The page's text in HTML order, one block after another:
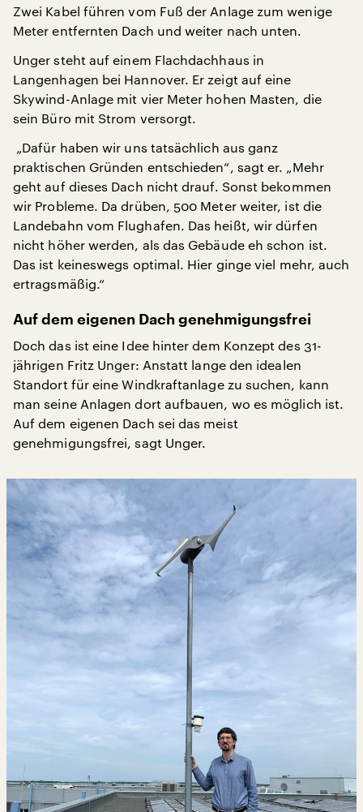
Zwei Kabel führen vom Fuß der Anlage zum wenige
Meter entfernten Dach und weiter nach unten.
Unger steht auf einem Flachdachhaus in
Langenhagen bei Hannover. Er zeigt auf eine
Skywind-Anlage mit vier Meter hohen Masten, die
sein Büro mit Strom versorgt.
„Dafür haben wir uns tatsächlich aus ganz
praktischen Gründen entschieden“, sagt er. „Mehr
geht auf dieses Dach nicht drauf. Sonst bekommen
wir Probleme. Da drüben, 500 Meter weiter, ist die
Landebahn vom Flughafen. Das heißt, wir dürfen
nicht höher werden, als das Gebäude eh schon ist.
Das ist keineswegs optimal. Hier ginge viel mehr, auch
ertragsmäßig.“
Auf dem eigenen Dach genehmigungsfrei
Doch das ist eine Idee hinter dem Konzept des 31-
jährigen Fritz Unger: Anstatt lange den idealen
Standort für eine Windkraftanlage zu suchen, kann
man seine Anlagen dort aufbauen, wo es möglich ist.
Auf dem eigenen Dach sei das meist
genehmigungsfrei, sagt Unger.